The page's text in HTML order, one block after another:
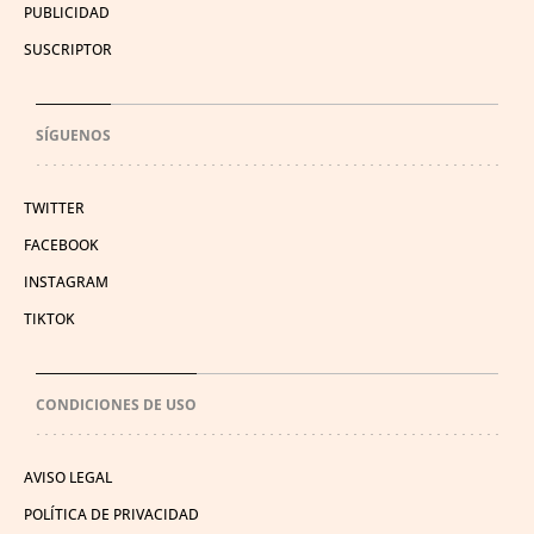
PUBLICIDAD
SUSCRIPTOR
SÍGUENOS
TWITTER
FACEBOOK
INSTAGRAM
TIKTOK
CONDICIONES DE USO
AVISO LEGAL
POLÍTICA DE PRIVACIDAD